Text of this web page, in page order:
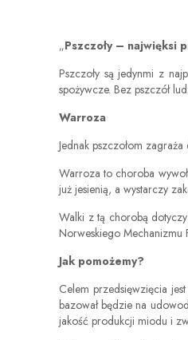
„Pszczoły – najwięksi
Pszczoły są jedynmi z
spożywcze. Bez pszczół
Warroza
Jednak pszczołom
Warroza to choroba
już jesienią, a wystarczy
Walki z tą chorobą
Norweskiego
Jak pomożemy?
Celem przedsięwzięcia
bazował będzie na
jakość produkcji miodu i